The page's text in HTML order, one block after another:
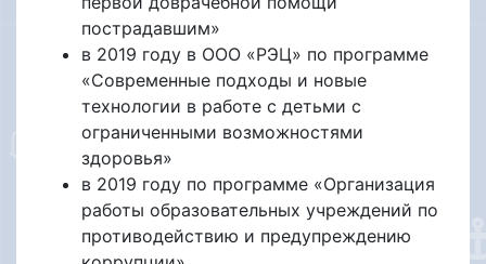
пострадавшим»
в 2019 году в ООО «РЭЦ» по программе
«Современные подходы и новые
технологии в работе с детьми с
ограниченными возможностями
здоровья»
в 2019 году по программе «Организация
работы образовательных учреждений по
противодействию и предупреждению